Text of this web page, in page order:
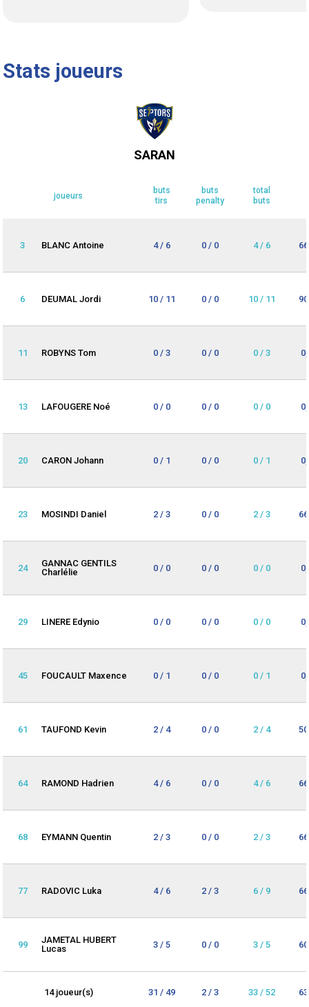
Stats joueurs
SARAN
joueurs
buts
tirs
buts
penalty
total
buts
3 BLANC Antoine 4 / 6 0 / 0 4 / 6
6 DEUMAL Jordi 10 / 11 0 / 0 10 / 11
11 ROBYNS Tom 0 / 3 0 / 0 0 / 3
13 LAFOUGERE Noé 0 / 0 0 / 0 0 / 0
20 CARON Johann 0 / 1 0 / 0 0 / 1
23 MOSINDI Daniel 2 / 3 0 / 0 2 / 3
24
GANNAC GENTILS
Charlélie
0 / 0 0 / 0 0 / 0
29 LINERE Edynio 0 / 0 0 / 0 0 / 0
45 FOUCAULT Maxence 0 / 1 0 / 0 0 / 1
61 TAUFOND Kevin 2 / 4 0 / 0 2 / 4
64 RAMOND Hadrien 4 / 6 0 / 0 4 / 6
68 EYMANN Quentin 2 / 3 0 / 0 2 / 3
77 RADOVIC Luka 4 / 6 2 / 3 6 / 9
99
JAMETAL HUBERT
Lucas
3 / 5 0 / 0 3 / 5
14 joueur(s) 31 / 49 2 / 3 33 / 52